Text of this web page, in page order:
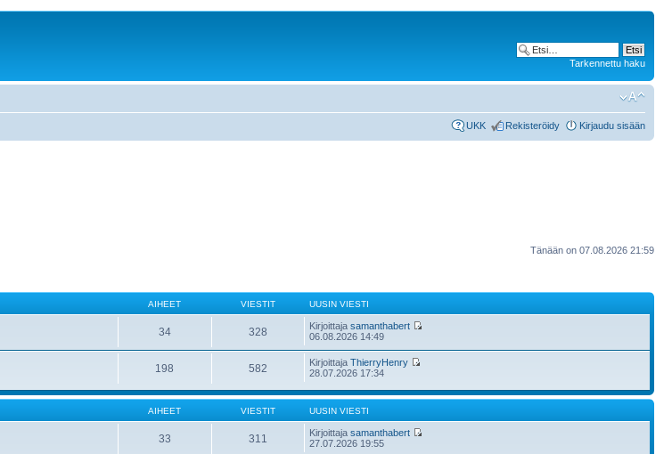
Tarkennettu haku
UKK Rekisteröidy Kirjaudu sisään
Tänään on 07.08.2026 21:59
AIHEET VIESTIT UUSIN VIESTI
34 328 Kirjoittajasamanthabert
06.08.2026 14:49
198 582 KirjoittajaThierryHenry
28.07.2026 17:34
AIHEET VIESTIT UUSIN VIESTI
33 311 Kirjoittajasamanthabert
27.07.2026 19:55